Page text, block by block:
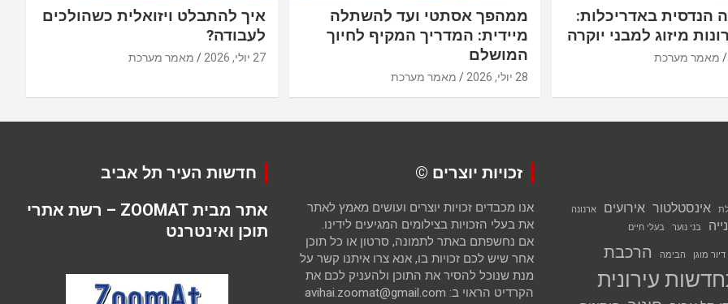
הנדסית באדריכלות:
מיזוג למבני יוקרה
מאמר מערכת
ממהפך אסתטי ועד להשתלה
מיידית: המדריך המקיף לחיוך
המושלם
28 יולי, 2026 מאמר מערכת
איך להתבלט ויזואלית כשהולכים
לעבודה?
27 יולי, 2026 מאמר מערכת
אינסטלטור אירועים
ארנונה
בני נוער בעלי חיים
דיור מוגן הבימה
הרכבת
עירונית
זכויות יוצרים ©
אנו מכבדים זכויות יוצרים ועושים מאמץ לאתר
את בעלי הזכויות בצילומים המגיעים לידינו.
אם נחשפתם באתר לתמונה, סרטון או כל תוכן
אחר שיש לכם זכויות בו, אנא צרו איתנו קשר על
מנת שנוכל להסיר את התוכן ולהעניק לכם את
הקרדיט הראוי ב: avihai.zoomat@gmail.com
חדשות העיר תל אביב
אתר מבית ZOOMAT – רשת אתרי
תוכן ואינטרנט